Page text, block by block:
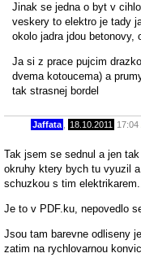
Jinak se jedna o byt v
veskery to elektro je tady
okolo jadra jdou betonovy,
Ja si z prace pujcim
dvema kotoucema) a
tak strasnej bordel
Jaffata 18.10.2011 17:04
Tak jsem se sednul a jen
okruhy ktery bych tu vyuzil
schuzkou s tim
Je to v PDF.ku, nepovedlo
Jsou tam barevne odliseny
zatim na rychlovarnou